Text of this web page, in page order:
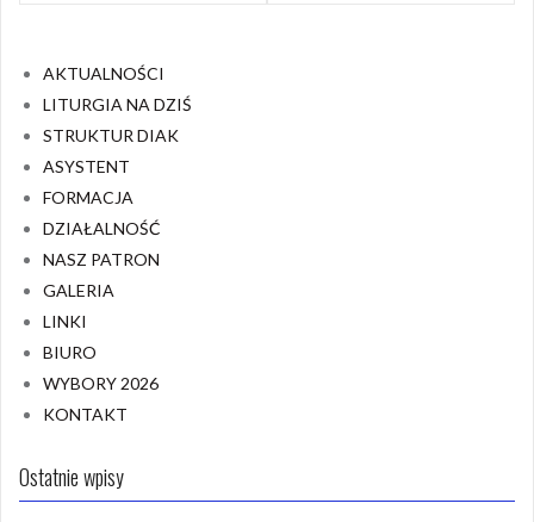
AKTUALNOŚCI
LITURGIA NA DZIŚ
STRUKTUR DIAK
ASYSTENT
FORMACJA
DZIAŁALNOŚĆ
NASZ PATRON
GALERIA
LINKI
BIURO
WYBORY 2026
KONTAKT
Ostatnie wpisy